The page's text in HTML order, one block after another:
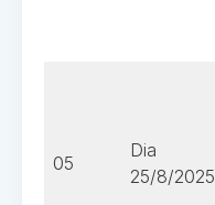
05
Dia
25/8/2025